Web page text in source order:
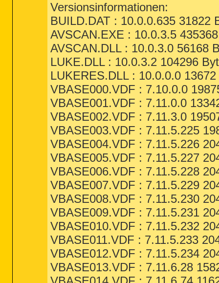
Versionsinformationen:
BUILD.DAT : 10.0.0.635 31822
AVSCAN.EXE : 10.0.3.5
AVSCAN.DLL : 10.0.3.0 56168
LUKE.DLL : 10.0.3.2 104296
LUKERES.DLL : 10.0.0.0
VBASE000.VDF : 7.10.0.0
VBASE001.VDF : 7.11.0.0
VBASE002.VDF : 7.11.3.0
VBASE003.VDF : 7.11.5.225
VBASE004.VDF : 7.11.5.226
VBASE005.VDF : 7.11.5.227
VBASE006.VDF : 7.11.5.228
VBASE007.VDF : 7.11.5.229
VBASE008.VDF : 7.11.5.230
VBASE009.VDF : 7.11.5.231
VBASE010.VDF : 7.11.5.232
VBASE011.VDF : 7.11.5.233
VBASE012.VDF : 7.11.5.234
VBASE013.VDF : 7.11.6.28